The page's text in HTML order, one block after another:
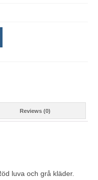
Reviews (0)
luva och grå kläder.